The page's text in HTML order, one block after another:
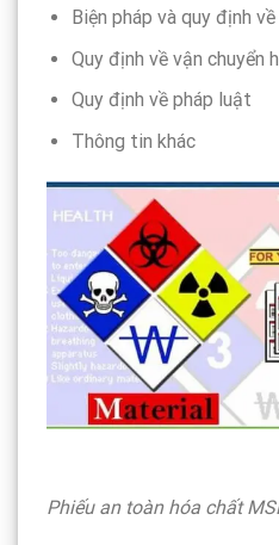
Biện pháp và quy định
Quy định về vận chuyển
Quy định về pháp luật
Thông tin khác
Phiếu an toàn hóa chất